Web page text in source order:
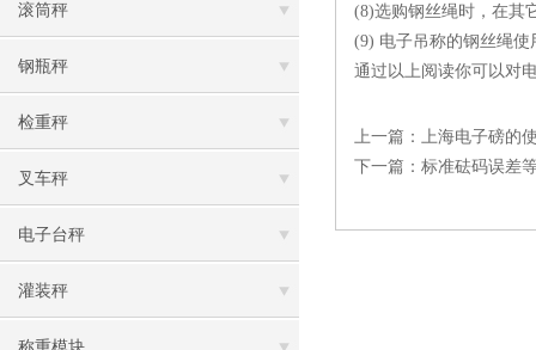
滚筒秤
钢瓶秤
检重秤
叉车秤
电子台秤
灌装秤
(8)选购钢丝绳时，在其
(9) 电子吊称的钢丝绳
通过以上阅读你可以对
上一篇： 上海电子磅的
下一篇： 标准砝码误差